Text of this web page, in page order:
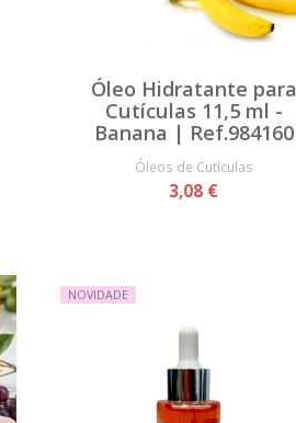
Óleo Hidratante para
Cutículas 11,5 ml -
Banana | Ref.984160
Óleos de Cutículas
3,08 €
NOVIDADE